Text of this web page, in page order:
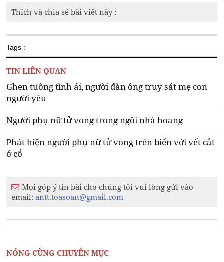
Thích và chia sẻ bài viết này :
Tags :
TIN LIÊN QUAN
Ghen tuông tình ái, người đàn ông truy sát mẹ con
người yêu
Người phụ nữ tử vong trong ngôi nhà hoang
Phát hiện người phụ nữ tử vong trên biển với vết cắt
ở cổ
Mọi góp ý tin bài cho chúng tôi vui lòng gửi vào
email:antt.toasoan@gmail.com
NÓNG CÙNG CHUYÊN MỤC